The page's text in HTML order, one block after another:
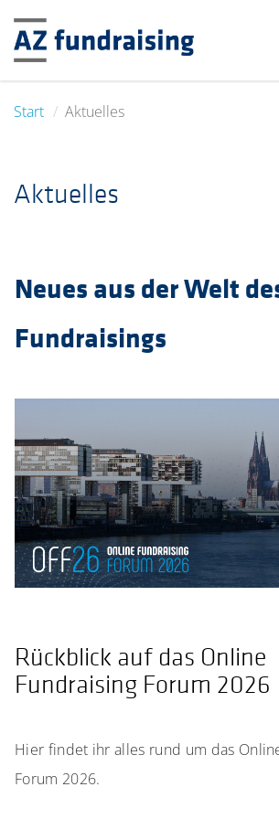
Start Aktuelles
Aktuelles
Neues aus der Welt
Fundraisings
Rückblick auf das Online
Fundraising Forum 2026
Hier findet ihr alles rund um das
Forum 2026.